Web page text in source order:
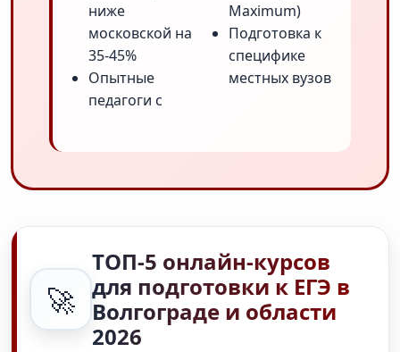
ниже
московской на
35-45%
Опытные
педагоги с
Maximum)
Подготовка к
специфике
местных вузов
🚀
ТОП-5 онлайн-курсов
для подготовки к ЕГЭ в
Волгограде и области
2026